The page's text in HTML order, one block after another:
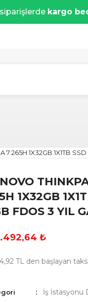
kargo
7 265H 1X32GB 1X1TB
1X32GB
FDOS 3 YIL
₺
TL den başlayan
İş İstasyonu